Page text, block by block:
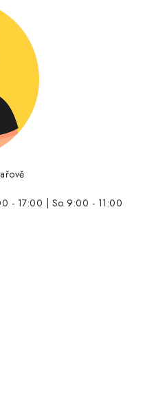
- 17:00 | So 9:00 - 11:00